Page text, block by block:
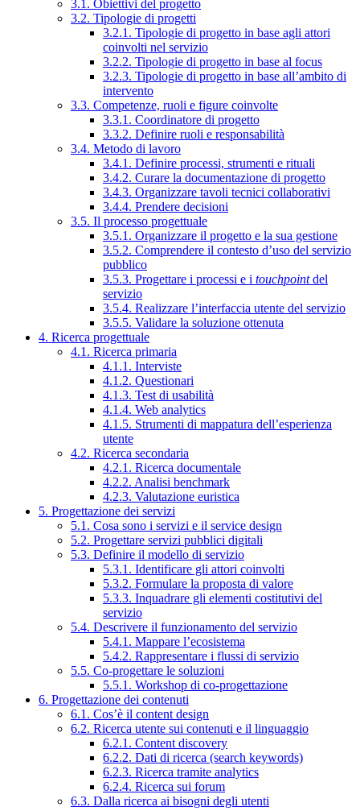
3.1. Obiettivi del progetto
3.2. Tipologie di progetti
3.2.1. Tipologie di progetto in base agli attori
coinvolti nel servizio
3.2.2. Tipologie di progetto in base al focus
3.2.3. Tipologie di progetto in base all’ambito di
intervento
3.3. Competenze, ruoli e figure coinvolte
3.3.1. Coordinatore di progetto
3.3.2. Definire ruoli e responsabilità
3.4. Metodo di lavoro
3.4.1. Definire processi, strumenti e rituali
3.4.2. Curare la documentazione di progetto
3.4.3. Organizzare tavoli tecnici collaborativi
3.4.4. Prendere decisioni
3.5. Il processo progettuale
3.5.1. Organizzare il progetto e la sua gestione
3.5.2. Comprendere il contesto d’uso del servizio
pubblico
3.5.3. Progettare i processi e i touchpointdel
servizio
3.5.4. Realizzare l’interfaccia utente del servizio
3.5.5. Validare la soluzione ottenuta
4. Ricerca progettuale
4.1. Ricerca primaria
4.1.1. Interviste
4.1.2. Questionari
4.1.3. Test di usabilità
4.1.4. Web analytics
4.1.5. Strumenti di mappatura dell’esperienza
utente
4.2. Ricerca secondaria
4.2.1. Ricerca documentale
4.2.2. Analisi benchmark
4.2.3. Valutazione euristica
5. Progettazione dei servizi
5.1. Cosa sono i servizi e il service design
5.2. Progettare servizi pubblici digitali
5.3. Definire il modello di servizio
5.3.1. Identificare gli attori coinvolti
5.3.2. Formulare la proposta di valore
5.3.3. Inquadrare gli elementi costitutivi del
servizio
5.4. Descrivere il funzionamento del servizio
5.4.1. Mappare l’ecosistema
5.4.2. Rappresentare i flussi di servizio
5.5. Co-progettare le soluzioni
5.5.1. Workshop di co-progettazione
6. Progettazione dei contenuti
6.1. Cos’è il content design
6.2. Ricerca utente sui contenuti e il linguaggio
6.2.1. Content discovery
6.2.2. Dati di ricerca (search keywords)
6.2.3. Ricerca tramite analytics
6.2.4. Ricerca sui forum
6.3. Dalla ricerca ai bisogni degli utenti